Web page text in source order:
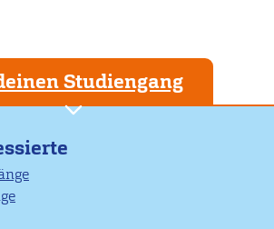
Studiengang